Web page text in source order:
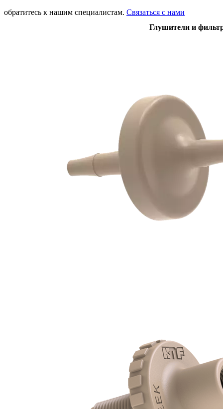
обратитесь к нашим специалистам. Связаться с нами
Глушители и